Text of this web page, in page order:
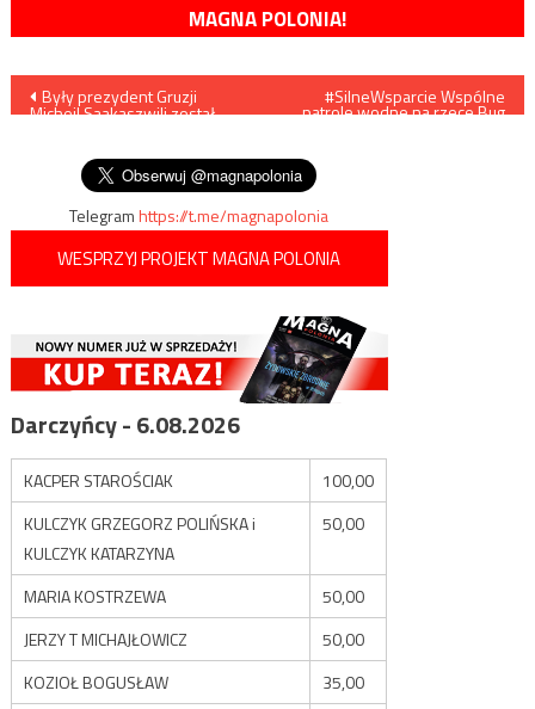
MAGNA POLONIA!
Nawigacja
Były prezydent Gruzji
Micheil Saakaszwili został
#SilneWsparcie Wspólne
patrole wodne na rzece Bug
Telegramhttps://t.me/magnapolonia
WESPRZYJ PROJEKT MAGNA POLONIA
Darczyńcy - 6.08.2026
KACPER STAROŚCIAK
100,00
KULCZYK GRZEGORZ POLIŃSKA i
KULCZYK KATARZYNA
50,00
MARIA KOSTRZEWA
50,00
JERZY T MICHAJŁOWICZ
50,00
KOZIOŁ BOGUSŁAW
35,00